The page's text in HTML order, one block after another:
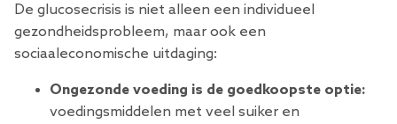
De glucosecrisis is niet alleen een individueel
gezondheidsprobleem, maar ook een
sociaaleconomische uitdaging:
Ongezonde voeding is de goedkoopste optie:
voedingsmiddelen met veel suiker en